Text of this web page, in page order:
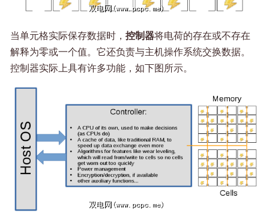
当单元格实际保存数据时， 控制器将电荷的存在或不存在
解释为零或一个值。它还负责与主机操作系统交换数据。
控制器实际上具有许多功能，如下图所示。